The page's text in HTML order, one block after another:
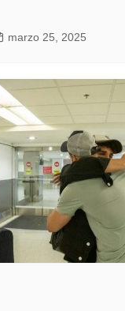
marzo 25, 2025